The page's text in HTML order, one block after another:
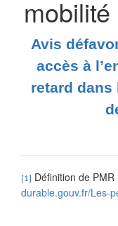
Avis
accès à
retard
[1] Définition de PMR
durable.gouv.fr/Les-